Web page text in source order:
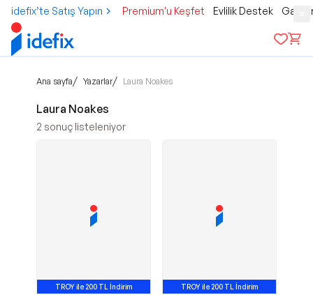
idefix’te Satış Yapın Premium'u Keşfet Evlilik Destek
Ana sayfa/ Yazarlar/ Laura Noakes
Laura Noakes
2 sonuç listeleniyor
TROY ile 200 TL İndirim TROY ile 200 TL İndirim